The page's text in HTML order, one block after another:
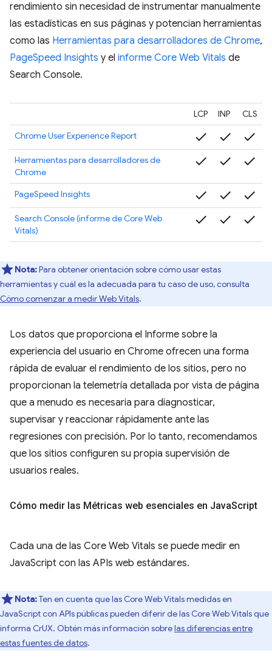
rendimiento sin necesidad de instrumentar manualmente
las estadísticas en sus páginas y potencian herramientas
como las Herramientas para desarrolladores de Chrome,
PageSpeed Insights y el informe Core Web Vitals de
Search Console.
LCP INP
CLS
Chrome User Experience Report
check check check
Herramientas para desarrolladores de
Chrome
check check check
PageSpeed Insights check check check
Search Console (informe de Core Web
Vitals)
check check check
Nota:Para obtener orientación sobre cómo usar estas
herramientas y cuál es la adecuada para tu caso de uso, consulta
Cómo comenzar a medir Web Vitals.
Los datos que proporciona el Informe sobre la
experiencia del usuario en Chrome ofrecen una forma
rápida de evaluar el rendimiento de los sitios, pero no
proporcionan la telemetría detallada por vista de página
que a menudo es necesaria para diagnosticar,
supervisar y reaccionar rápidamente ante las
regresiones con precisión. Por lo tanto, recomendamos
que los sitios configuren su propia supervisión de
usuarios reales.
Cómo medir las Métricas web esenciales en JavaScript
Cada una de las Core Web Vitals se puede medir en
JavaScript con las APIs web estándares.
Nota:Ten en cuenta que las Core Web Vitals medidas en
JavaScript con APIs públicas pueden diferir de las Core Web Vitals que
informa CrUX. Obtén más información sobrelas diferencias entre
estas fuentes de datos.